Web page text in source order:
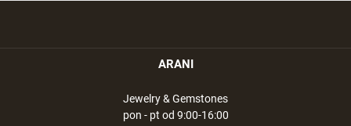
ARANI
Jewelry & Gemstones
pon - pt od 9:00-16:00